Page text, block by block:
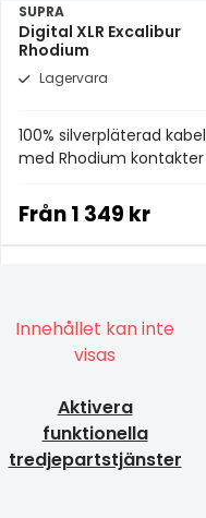
SUPRA
Digital XLR Excalibur
Rhodium
Lagervara
100% silverpläterad kabel
med Rhodium kontakter
Från1 349 kr
Innehållet kan inte
visas
Aktivera
funktionella
tredjepartstjänster